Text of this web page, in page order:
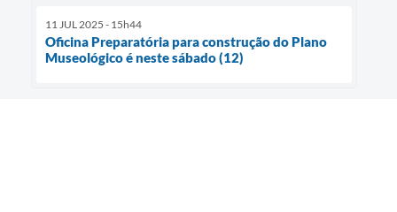
11 JUL 2025 - 15h44
Oficina Preparatória para construção do Plano
Museológico é neste sábado (12)